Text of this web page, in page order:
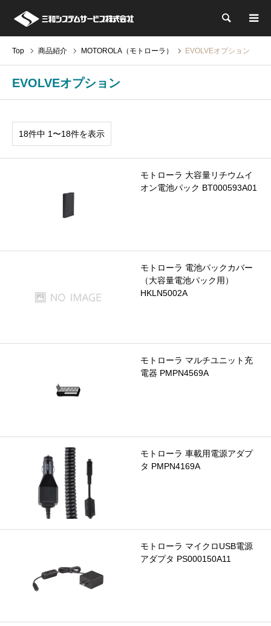
検索
Top 商品紹介 MOTOROLA（モトローラ） EVOLVEオプション
EVOLVEオプション
18件中 1〜18件を表示
モトローラ 大容量リチウムイ
オン電池パック BT000593A01
モトローラ 電池パックカバー
（大容量電池パック用）
HKLN5002A
モトローラ マルチユニット充
電器 PMPN4569A
モトローラ 車載用電源アダプ
タ PMPN4169A
モトローラ マイクロUSB電源
アダプタ PS000150A11